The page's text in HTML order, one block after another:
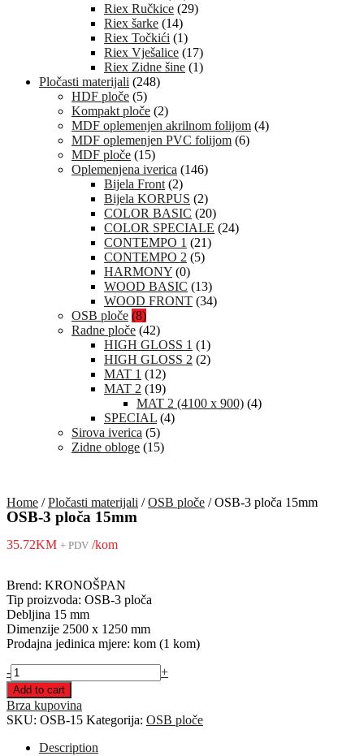
Riex Ručkice (29)
Riex šarke (14)
Riex Točkići (1)
Riex Vješalice (17)
Riex Zidne šine (1)
Pločasti materijali (248)
HDF ploče (5)
Kompakt ploče (2)
MDF oplemenjen akrilnom folijom (4)
MDF oplemenjen PVC folijom (6)
MDF ploče (15)
Oplemenjena iverica (146)
Bijela Front (2)
Bijela KORPUS (2)
COLOR BASIC (20)
COLOR SPECIALE (24)
CONTEMPO 1 (21)
CONTEMPO 2 (5)
HARMONY (0)
WOOD BASIC (13)
WOOD FRONT (34)
OSB ploče (8)
Radne ploče (42)
HIGH GLOSS 1 (1)
HIGH GLOSS 2 (2)
MAT 1 (12)
MAT 2 (19)
MAT 2 (4100 x 900) (4)
SPECIAL (4)
Sirova iverica (5)
Zidne obloge (15)
Home /Pločasti materijali /OSB ploče / OSB-3 ploča 15mm
OSB-3 ploča 15mm
35.72KM + PDV /kom
Brend: KRONOŠPAN
Tip proizvoda: OSB-3 ploča
Debljina 15 mm
Dimenzije 2500 x 1250 mm
Prodajna jedinica mjere: kom (1 kom)
OSB-
3
ploča
15mm
quantity
- +
Add to cart
Brza kupovina
SKU: OSB-15 Kategorija: OSB ploče
Description